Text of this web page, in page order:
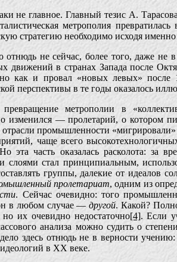
не главное. Главный тезис А.
метрополия
стратегию необходимо исходя именно
отнюдь не сейчас, более того, даже не
движений в странах Запада после
как и провал «новых левых» после
перспективы в те годы оказалось
превращение метрополии в
изменился — пролетарий, о котором
промышленности «мигрировали»
чаще всего
эта часть оказалась расколота: за
слоями стал принципиальным,
группы, далекие от идеалов
пролетариат, одним из
. Сейчас очевидно: того
в любом случае —другой. Какой?
но их очевидно недостаточно[4]. Если
анализа можно судить о
здесь отнюдь не в верности учению:
в XX веке.